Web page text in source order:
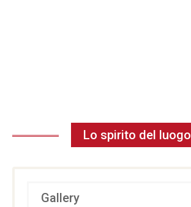
Lo spirito del luogo
Gallery